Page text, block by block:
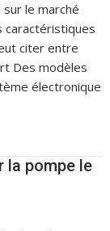
le marché
caractéristiques
citer entre
Des modèles
électronique
la pompe le